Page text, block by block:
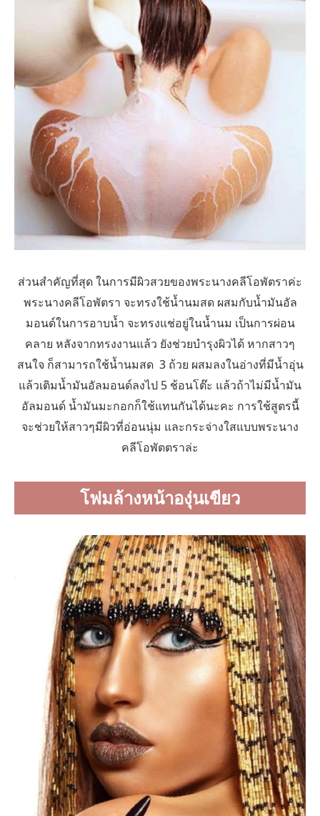
ส่วนสำคัญที่สุด ในการมีผิวสวยของพระนางคลีโอพัตราค่ะ
พระนางคลีโอพัตรา จะทรงใช้น้ำนมสด ผสมกับน้ำมันอัล
มอนด์ในการอาบน้ำ จะทรงแช่อยู่ในน้ำนม เป็นการผ่อน
คลาย หลังจากทรงงานแล้ว ยังช่วยบำรุงผิวได้ หากสาวๆ
สนใจ ก็สามารถใช้น้ำนมสด 3 ถ้วย ผสมลงในอ่างที่มีน้ำอุ่น
แล้วเติมน้ำมันอัลมอนด์ลงไป 5 ช้อนโต๊ะ แล้วถ้าไม่มีน้ำมัน
อัลมอนด์ น้ำมันมะกอกก็ใช้แทนกันได้นะคะ การใช้สูตรนี้
จะช่วยให้สาวๆมีผิวที่อ่อนนุ่ม และกระจ่างใสแบบพระนาง
คลีโอพัตตราล่ะ
โฟมล้างหน้าองุ่นเขียว